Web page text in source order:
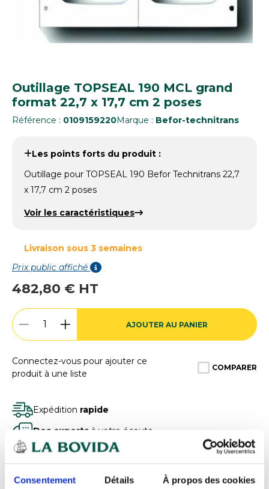
Consentement Détails À propos des cookies
Outillage TOPSEAL 190 MCL grand
format 22,7 x 17,7 cm 2 poses
Référence : 0109159220Marque : Befor-technitrans
Les points forts du produit :
Outillage pour TOPSEAL 190 Befor Technitrans 22,7
x 17,7 cm 2 poses
Voir les caractéristiques
Livraison sous 3 semaines
Prix public affiché
482,80 € HT
AJOUTER AU PANIER
Connectez-vous pour ajouter ce
produit à une liste
COMPARER
Expédition rapide
Des experts à votre écoute
Paiement100% sécurisé